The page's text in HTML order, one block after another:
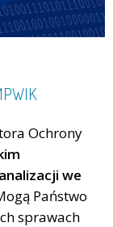
Ochrony
we
Państwo
sprawach